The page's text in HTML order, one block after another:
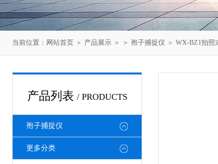
当前位置： 网站首页 ＞ 产品展示 ＞ ＞ 孢子捕捉仪 ＞ WX-BZ1拍照
产品列表 / PRODUCTS
孢子捕捉仪
更多分类